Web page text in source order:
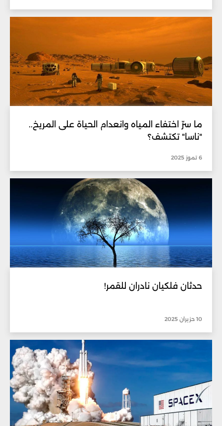
ما سرّ اختفاء المياه وانعدام الحياة على المريخ..
"ناسا" تكتشف؟
6 تموز 2025
حدثان فلكيان نادران للقمر!
10 حزيران 2025